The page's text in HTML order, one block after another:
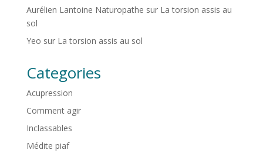
Aurélien Lantoine Naturopathe sur La torsion assis au
sol
Yeo sur La torsion assis au sol
Categories
Acupression
Comment agir
Inclassables
Médite piaf